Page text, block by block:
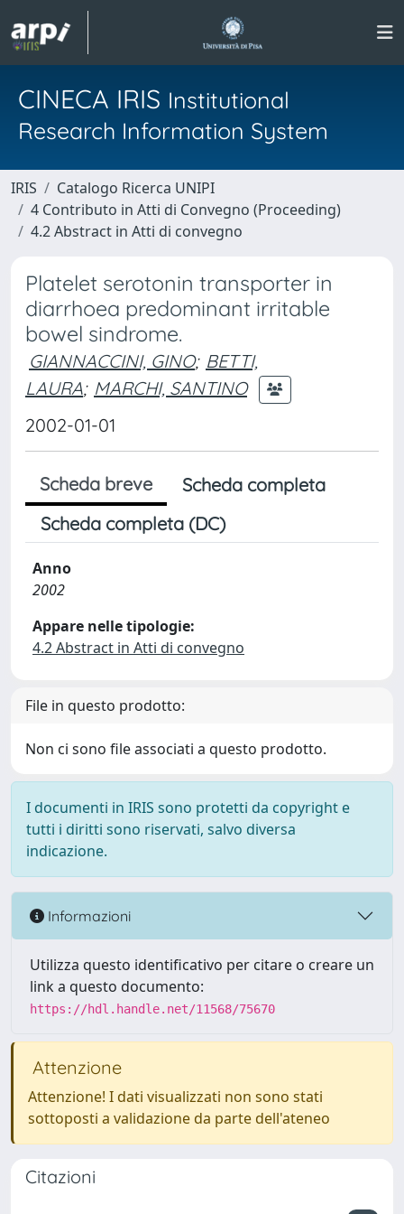
CINECA IRIS Institutional
Research Information System
IRIS
Catalogo Ricerca UNIPI
4 Contributo in Atti di Convegno (Proceeding)
4.2 Abstract in Atti di convegno
Platelet serotonin transporter in
diarrhoea predominant irritable
bowel sindrome.
GIANNACCINI, GINO; BETTI,
LAURA; MARCHI, SANTINO
2002-01-01
Scheda breve
Scheda completa
Scheda completa (DC)
Anno
2002
Appare nelle tipologie:
4.2 Abstract in Atti di convegno
File in questo prodotto:
Non ci sono file associati a questo prodotto.
I documenti in IRIS sono protetti da copyright e
tutti i diritti sono riservati, salvo diversa
indicazione.
Informazioni
Utilizza questo identificativo per citare o creare un
link a questo documento:
https://hdl.handle.net/11568/75670
Attenzione
Attenzione! I dati visualizzati non sono stati
sottoposti a validazione da parte dell'ateneo
Citazioni